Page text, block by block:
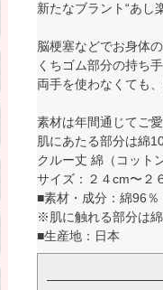
新たなブラント“あし
脳梗塞などでお身体
くちゴム部分の持ち
両手を使わなくても
素材は年間通じてご
肌にあたる部分は綿
クルー丈 綿（コット
サイズ：２４cm〜２
■素材・成分：綿96％
※肌に触れる部分は
■生産地：日本